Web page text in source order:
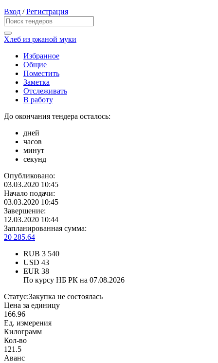
Вход /Регистрация
Хлеб из ржаной муки
Избранное
Общие
Поместить
Заметка
Отслеживать
В работу
До окончания тендера осталось:
дней
часов
минут
секунд
Опубликовано:
03.03.2020 10:45
Начало подачи:
03.03.2020 10:45
Завершение:
12.03.2020 10:44
Запланированная сумма:
20 285.64
RUB 3 540
USD 43
EUR 38
По курсу НБ РК на 07.08.2026
Статус:Закупка не состоялась
Цена за единицу
166.96
Ед. измерения
Килограмм
Кол-во
121.5
Аванс